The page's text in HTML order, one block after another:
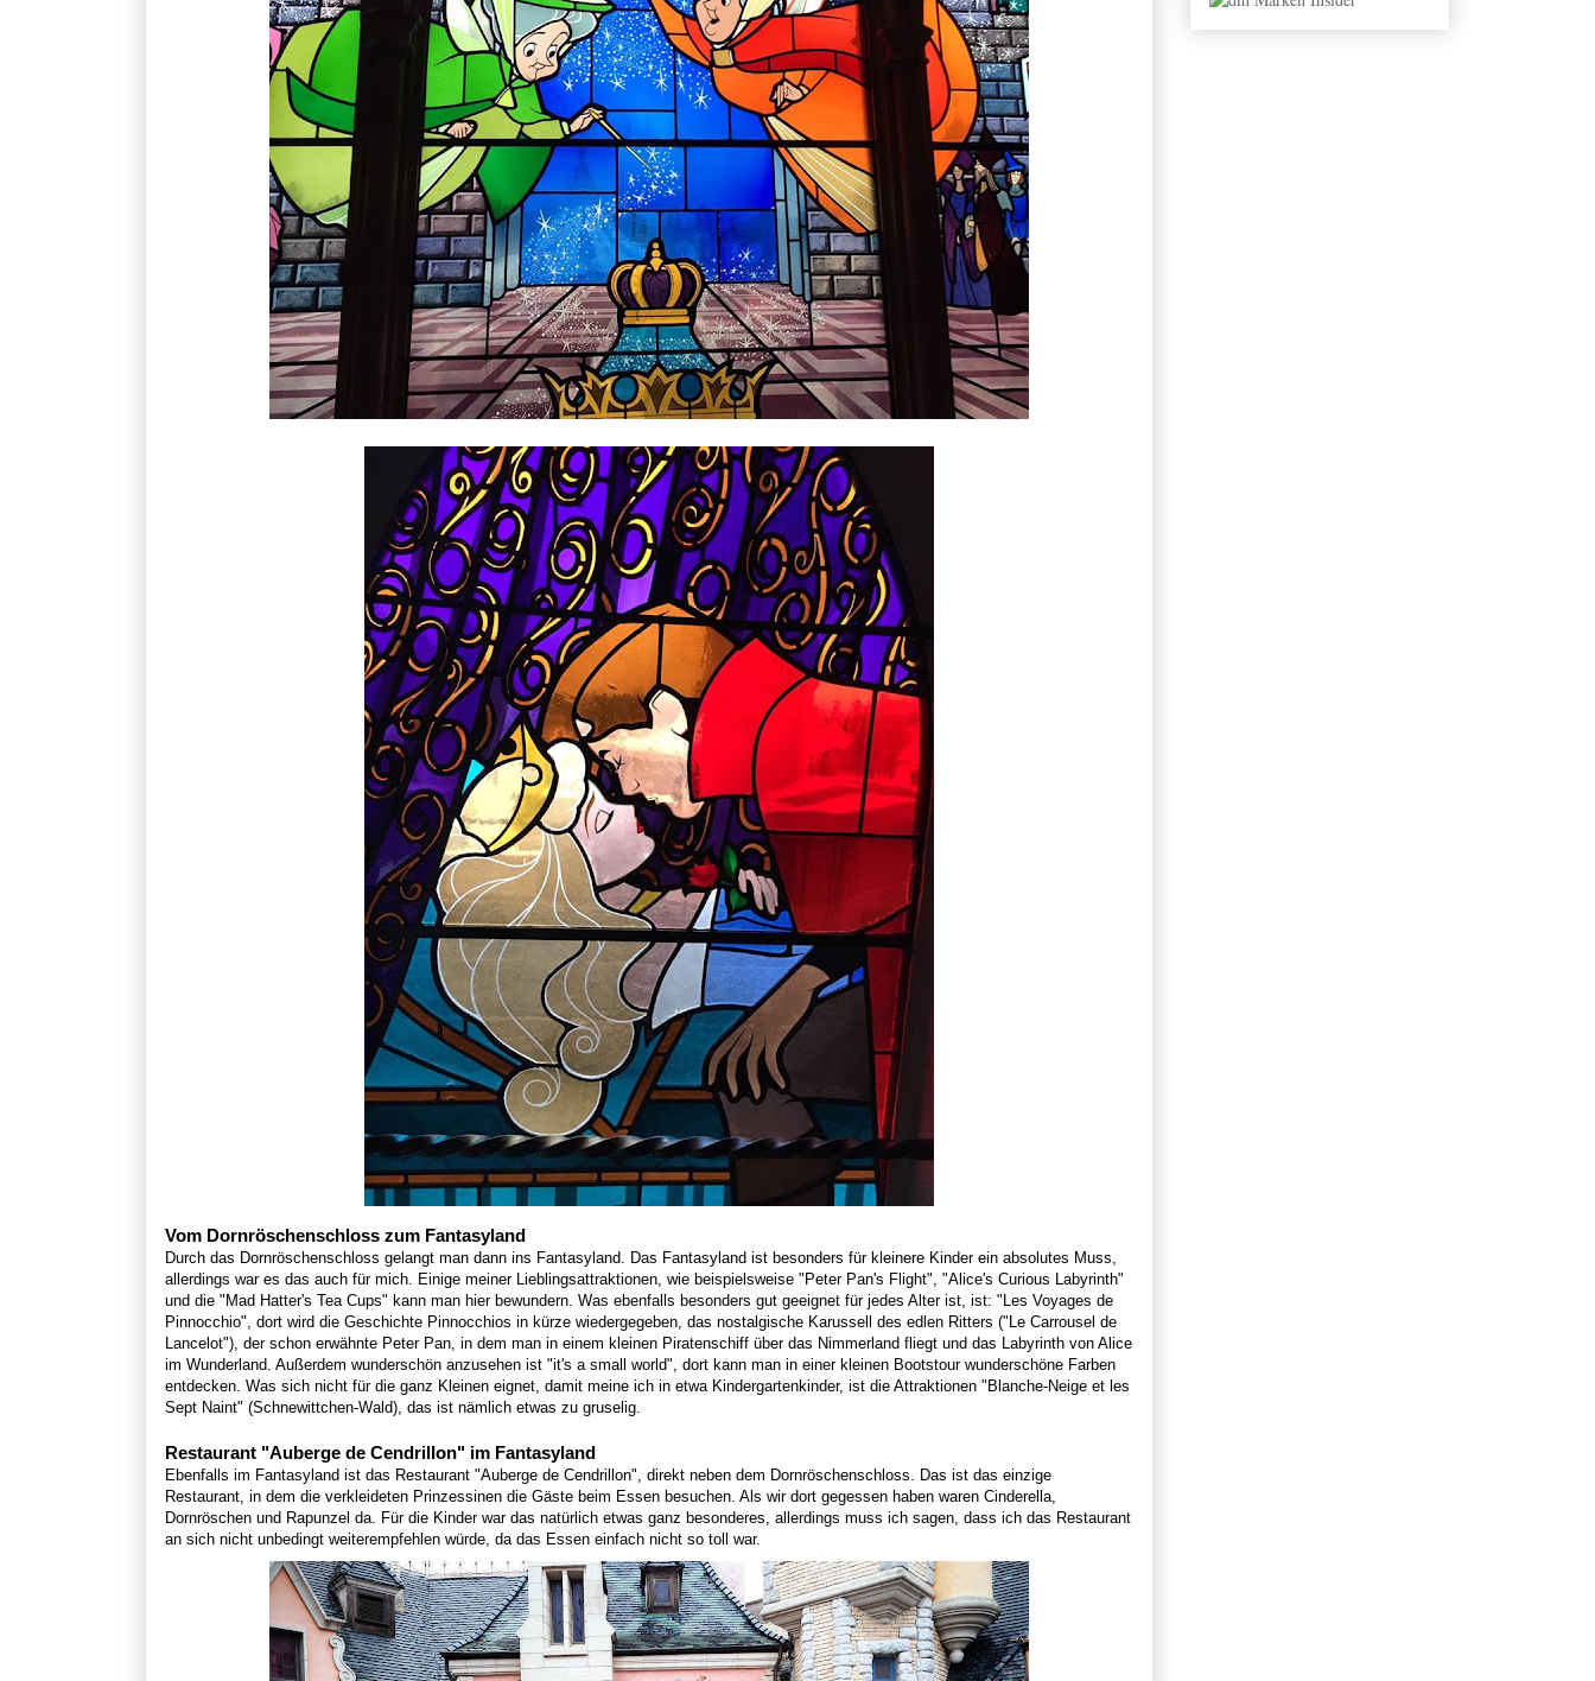
Vom Dornröschenschloss zum Fantasyland
Durch das Dornröschenschloss gelangt man dann ins Fantasyland. Das Fantasyland ist besonders für kleinere Kinder ein absolutes Muss,
allerdings war es das auch für mich. Einige meiner Lieblingsattraktionen, wie beispielsweise "Peter Pan's Flight", "Alice's Curious Labyrinth"
und die "Mad Hatter's Tea Cups" kann man hier bewundern. Was ebenfalls besonders gut geeignet für jedes Alter ist, ist: "Les Voyages de
Pinnocchio", dort wird die Geschichte Pinnocchios in kürze wiedergegeben, das nostalgische Karussell des edlen Ritters ("Le Carrousel de
Lancelot"), der schon erwähnte Peter Pan, in dem man in einem kleinen Piratenschiff über das Nimmerland fliegt und das Labyrinth von Alice
im Wunderland. Außerdem wunderschön anzusehen ist "it's a small world", dort kann man in einer kleinen Bootstour wunderschöne Farben
entdecken. Was sich nicht für die ganz Kleinen eignet, damit meine ich in etwa Kindergartenkinder, ist die Attraktionen "Blanche-Neige et les
Sept Naint" (Schnewittchen-Wald), das ist nämlich etwas zu gruselig.
Restaurant "Auberge de Cendrillon" im Fantasyland
Ebenfalls im Fantasyland ist das Restaurant "Auberge de Cendrillon", direkt neben dem Dornröschenschloss. Das ist das einzige
Restaurant, in dem die verkleideten Prinzessinen die Gäste beim Essen besuchen. Als wir dort gegessen haben waren Cinderella,
Dornröschen und Rapunzel da. Für die Kinder war das natürlich etwas ganz besonderes, allerdings muss ich sagen, dass ich das Restaurant
an sich nicht unbedingt weiterempfehlen würde, da das Essen einfach nicht so toll war.